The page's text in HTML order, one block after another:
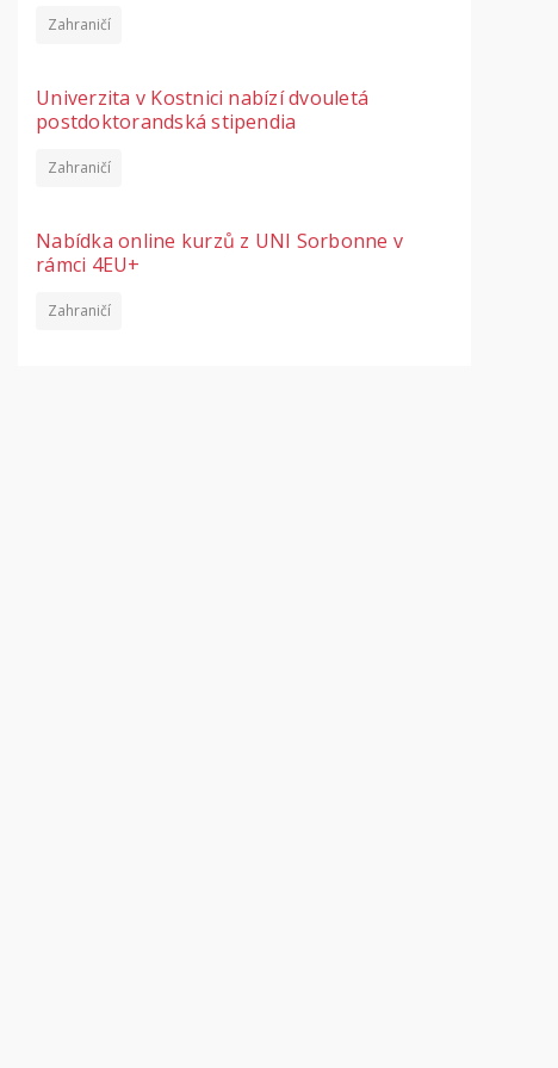
Zahraničí
Univerzita v Kostnici nabízí dvouletá
postdoktorandská stipendia
Zahraničí
Nabídka online kurzů z UNI Sorbonne v
rámci 4EU+
Zahraničí